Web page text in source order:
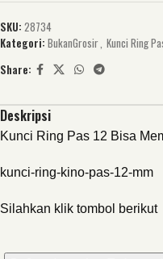
SKU: 28734
Kategori: BukanGrosir, Kunci Ring
Share:
Deskripsi
Kunci Ring Pas 12 Bisa
kunci-ring-kino-pas-12-mm
Silahkan klik tombol berikut